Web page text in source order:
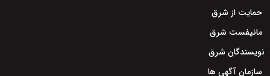
حمایت از شرق
مانیفست شرق
نویسندگان شرق
سازمان آگهی ها